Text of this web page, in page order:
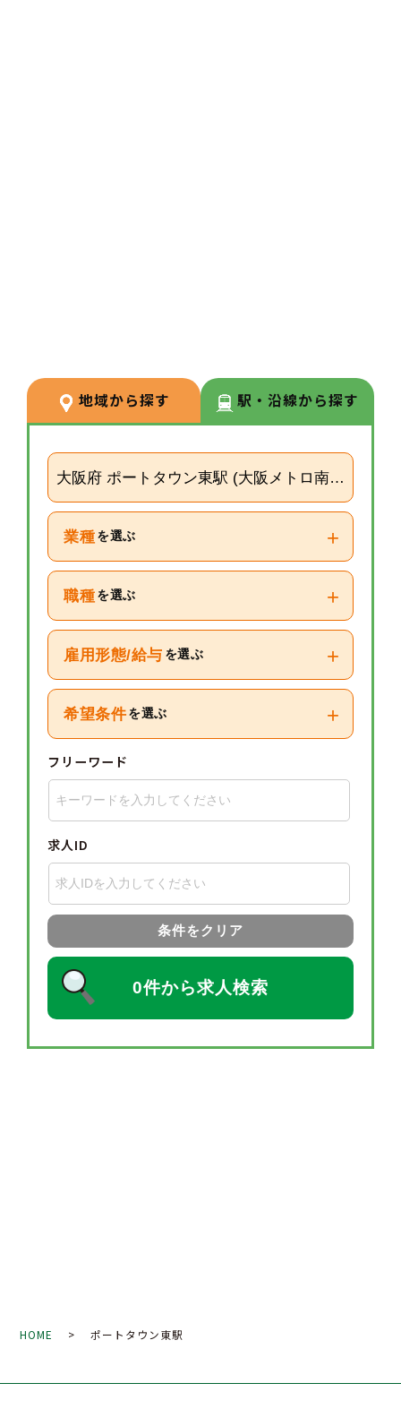
ーターや研修など＋αの業務チャ
レンジの可能性もございます。
地域から探す 駅・沿線から探す
大阪府 ポートタウン東駅 (大阪メトロ南港ポート
業種 を選ぶ +
職種 を選ぶ +
雇用形態/給与 を選ぶ +
希望条件 を選ぶ +
フリーワード
求人ID
条件をクリア
0件から求人検索
HOME > ポートタウン東駅